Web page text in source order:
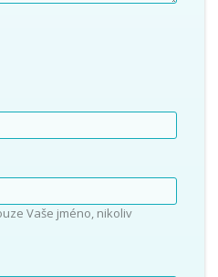
Vaše jméno, nikoliv